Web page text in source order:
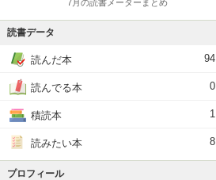
7月の読書メーターまとめ
読書データ
読んだ本 94
読んでる本 0
積読本 1
読みたい本 8
プロフィール